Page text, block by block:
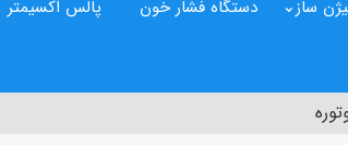
ساز دستگاه فشار خون پالس اکسیمتر